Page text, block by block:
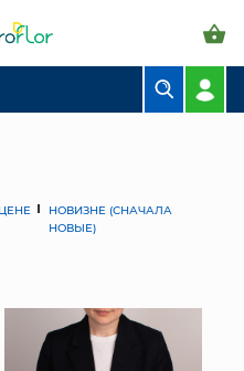
КАШПО
ЦЕНЕ
НОВИЗНЕ (СНАЧАЛА
НОВЫЕ)